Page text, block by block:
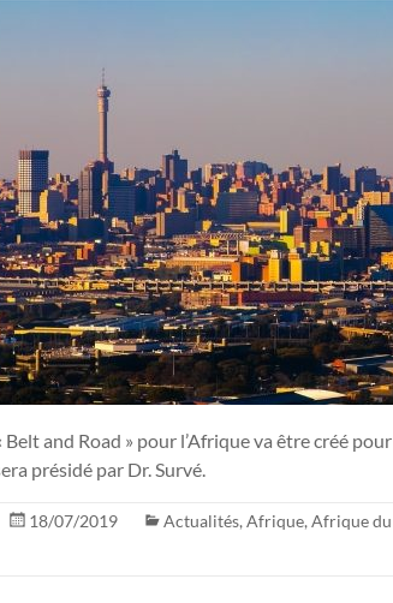
Belt and Road » pour l’Afrique va être créé
présidé par Dr. Survé.
18/07/2019 Actualités, Afrique, Afrique du